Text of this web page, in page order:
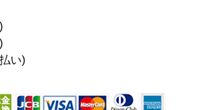
い)